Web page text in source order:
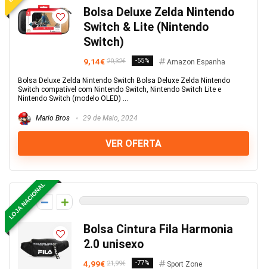
Bolsa Deluxe Zelda Nintendo
Switch & Lite (Nintendo
Switch)
9,14€ 20,32€ -55% Amazon Espanha
Bolsa Deluxe Zelda Nintendo Switch Bolsa Deluxe Zelda Nintendo
Switch compatível com Nintendo Switch, Nintendo Switch Lite e
Nintendo Switch (modelo OLED) ...
Mario Bros 29 de Maio, 2024
VER OFERTA
LOJA NACIONAL
0
Bolsa Cintura Fila Harmonia
2.0 unisexo
4,99€ 21,99€ -77% Sport Zone